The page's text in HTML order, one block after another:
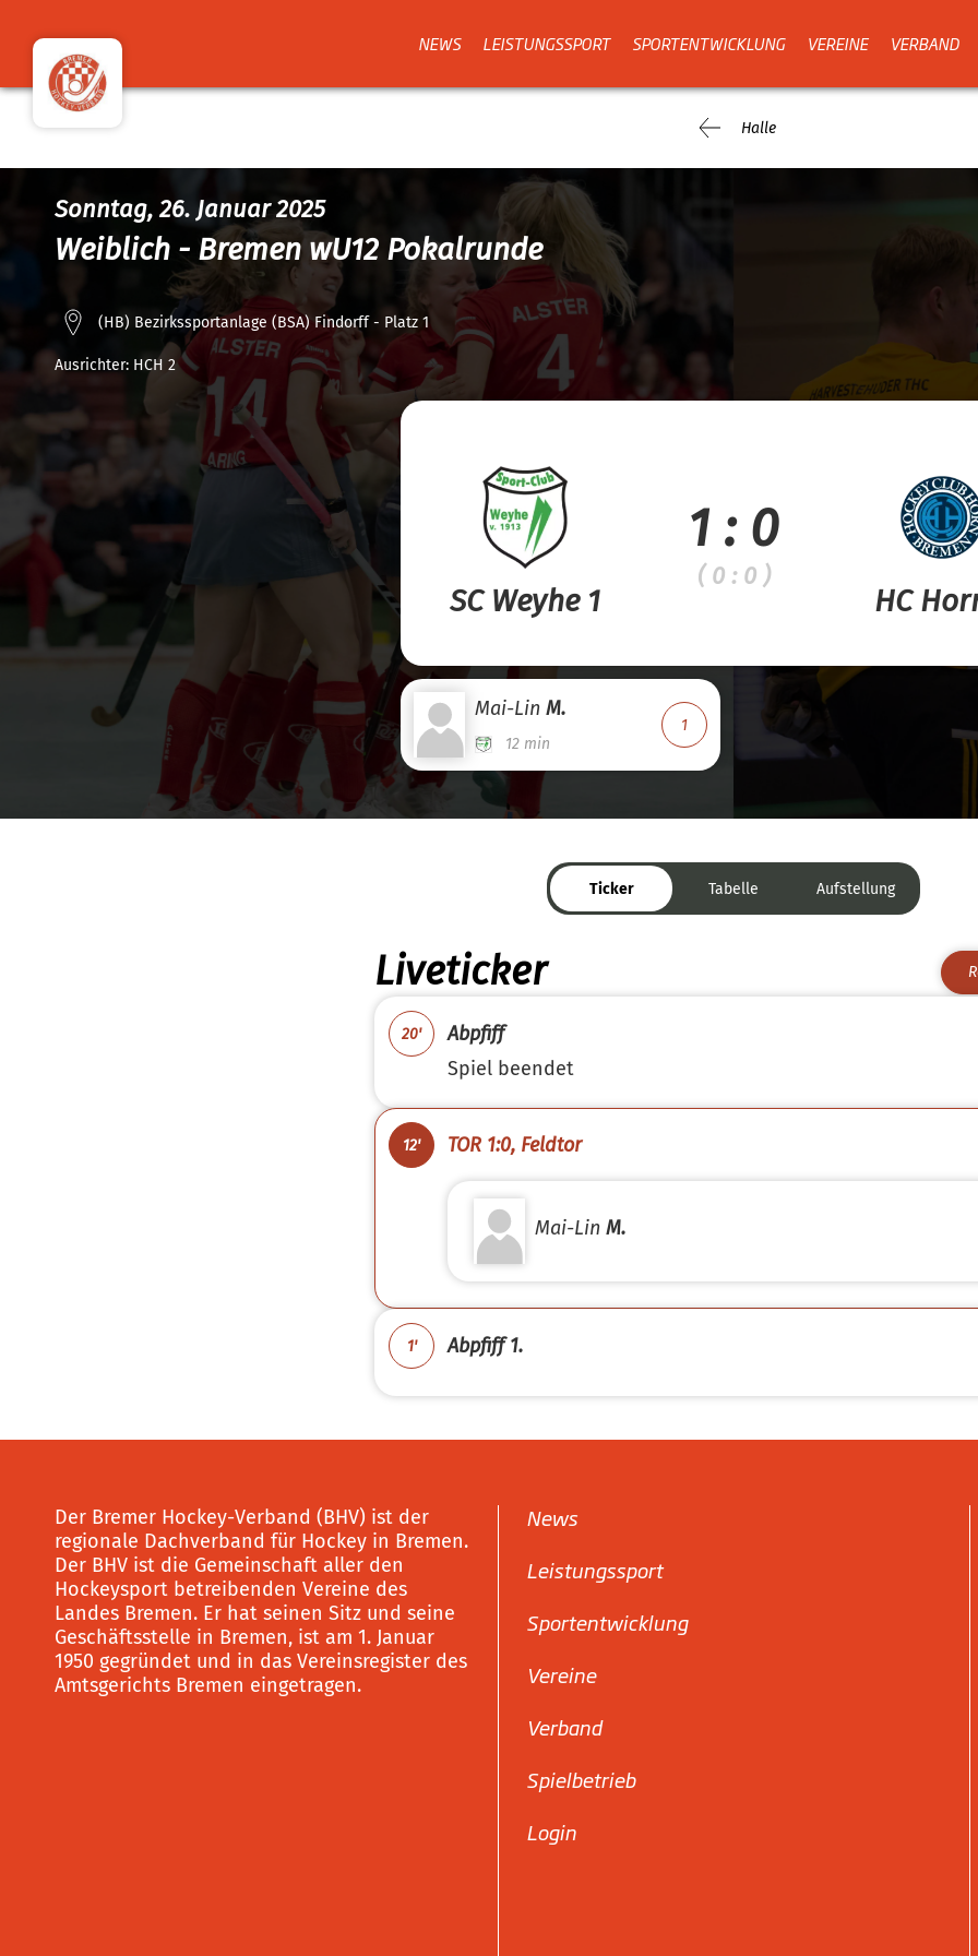
NEWS LEISTUNGSSPORT SPORTENTWICKLUNG VEREINE VERBAND
Halle
Sonntag, 26. Januar 2025
Weiblich - Bremen wU12 Pokalrunde
(HB) Bezirkssportanlage (BSA) Findorff - Platz 1
Ausrichter: HCH 2
SC Weyhe 1
1 : 0
( 0 : 0 )
HC
Mai-LinM.
12 min
1
Ticker Tabelle Aufstellung
Liveticker
20'
Abpfiff
Spiel beendet
12' TOR 1:0, Feldtor
Mai-Lin M.
1' Abpfiff 1.
Der Bremer Hockey-Verband (BHV) ist der
regionale Dachverband für Hockey in Bremen.
Der BHV ist die Gemeinschaft aller den
Hockeysport betreibenden Vereine des
Landes Bremen. Er hat seinen Sitz und seine
Geschäftsstelle in Bremen, ist am 1. Januar
1950 gegründet und in das Vereinsregister des
Amtsgerichts Bremen eingetragen.
News
Leistungssport
Sportentwicklung
Vereine
Verband
Spielbetrieb
Login